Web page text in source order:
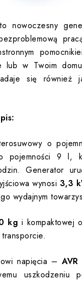
to nowoczesny
lub w Twoim
się również
o
pojemności 9 l,
Generator
wynosi 3,3
wydajnym
kg i kompaktowej
napięcia –AVR
uszkodzeniu